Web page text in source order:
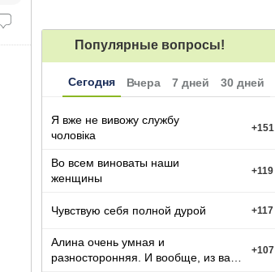
Популярные вопросы!
Сегодня Вчера 7 дней 30 дней
Я вже не вивожу службу
чоловіка
+151
Во всем виноваты наши
женщины
+119
Чувствую себя полной дурой +117
Алина очень умная и
разносторонняя. И вообще, из вас
+107